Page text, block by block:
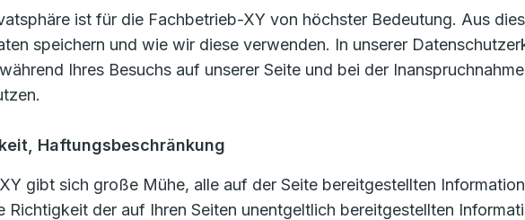
ist für die Fachbetrieb-XY von höchster Bedeutung. Aus
speichern und wie wir diese verwenden. In unserer
Ihres Besuchs auf unserer Seite und bei der
Haftungsbeschränkung
gibt sich große Mühe, alle auf der Seite bereitgestellten
Richtigkeit der auf Ihren Seiten unentgeltlich bereitgestellten